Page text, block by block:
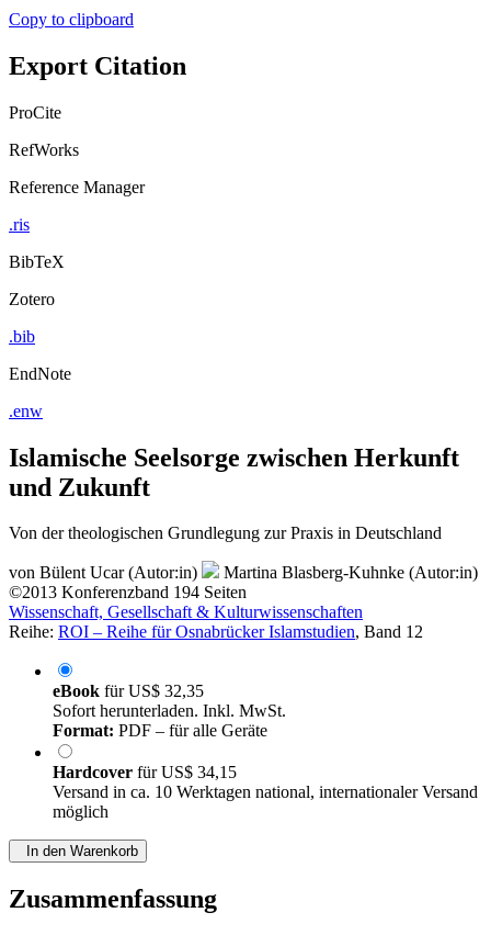
Copy to clipboard
Export Citation
ProCite
RefWorks
Reference Manager
.ris
BibTeX
Zotero
.bib
EndNote
.enw
Islamische Seelsorge zwischen Herkunft
und Zukunft
Von der theologischen Grundlegung zur Praxis in Deutschland
von Bülent Ucar (Autor:in)
Martina Blasberg-Kuhnke (Autor:in)
©2013 Konferenzband 194 Seiten
Wissenschaft, Gesellschaft & Kulturwissenschaften
Reihe: ROI – Reihe für Osnabrücker Islamstudien, Band 12
eBook fürUS$ 32,35
Sofort herunterladen. Inkl. MwSt.
Format: PDF – für alle Geräte
Hardcover fürUS$ 34,15
Versand in ca. 10 Werktagen national, internationaler Versand
möglich
In den Warenkorb
Zusammenfassung